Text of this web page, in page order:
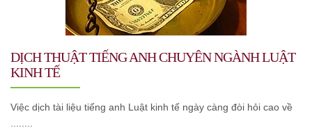
DỊCH THUẬT TIẾNG ANH CHUYÊN NGÀNH LUẬT
KINH TẾ
Việc dịch tài liệu tiếng anh Luật kinh tế ngày càng đòi hỏi cao về